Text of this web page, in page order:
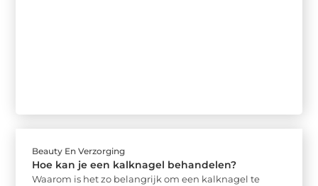
Beauty En Verzorging
Hoe kan je een kalknagel behandelen?
Waarom is het zo belangrijk om een kalknagel te